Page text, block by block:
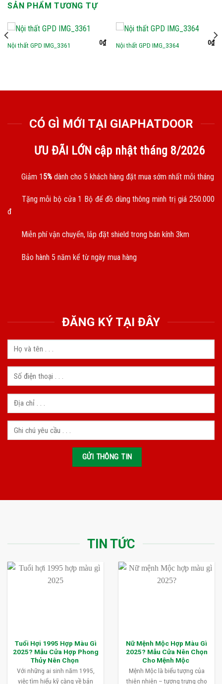
SẢN PHẨM TƯƠNG TỰ
Nội thất GPD IMG_3361 0₫ Nội thất GPD IMG_3364 0₫
CÓ GÌ MỚI TẠI GIAPHATDOOR
ƯU ĐÃI LỚN cập nhật tháng 8/2026
Giảm 15% dành cho 5 khách hàng đặt mua sớm nhất mỗi tháng
Tặng mỗi bộ cửa 1 Bộ để đồ dùng thông minh trị giá 250.000
đ
Miễn phí vận chuyển, lắp đặt shield trong bán kính 3km
Bảo hành 5 năm kể từ ngày mua hàng
ĐĂNG KÝ TẠI ĐÂY
TIN TỨC
Tuổi Hợi 1995 Hợp Màu Gì
2025? Mẫu Cửa Hợp Phong
Thủy Nên Chọn
Với những ai sinh năm 1995,
việc tìm hiểu kỹ càng về bản
Nữ Mệnh Mộc Hợp Màu Gì
2025? Mẫu Cửa Nên Chọn
Cho Mệnh Mộc
Mệnh Mộc là biểu tượng của
thiên nhiên – tượng trưng cho